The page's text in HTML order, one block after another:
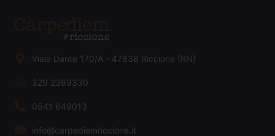
Viale Dante 170/A - 47838 Riccione (RN)
329 2369330
0541 649013
info@carpediemriccione.it